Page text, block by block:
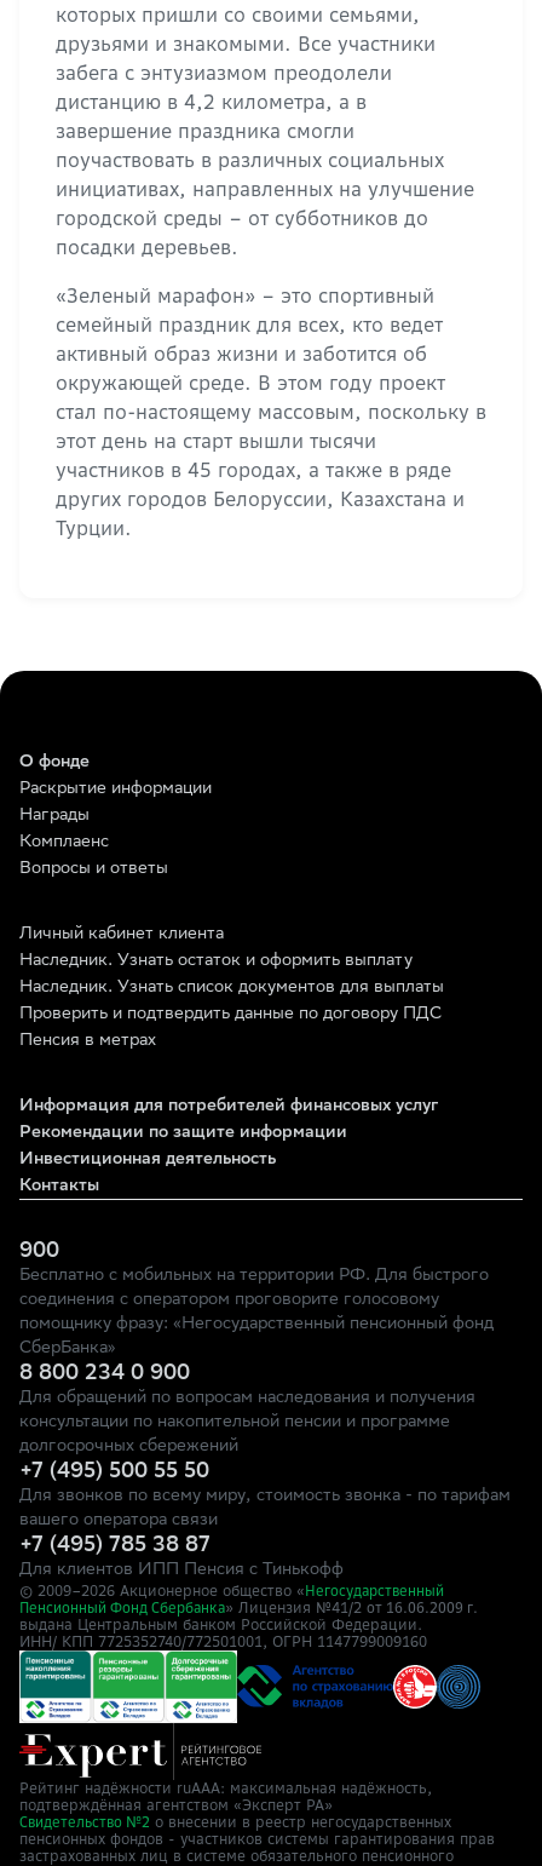
которых пришли со своими семьями,
друзьями и знакомыми. Все участники
забега с энтузиазмом преодолели
дистанцию в 4,2 километра, а в
завершение праздника смогли
поучаствовать в различных социальных
инициативах, направленных на улучшение
городской среды – от субботников до
посадки деревьев.
«Зеленый марафон» – это спортивный
семейный праздник для всех, кто ведет
активный образ жизни и заботится об
окружающей среде. В этом году проект
стал по-настоящему массовым, поскольку в
этот день на старт вышли тысячи
участников в 45 городах, а также в ряде
других городов Белоруссии, Казахстана и
Турции.
О фонде
Раскрытие информации
Награды
Комплаенс
Вопросы и ответы
Личный кабинет клиента
Наследник. Узнать остаток и оформить выплату
Наследник. Узнать список документов для выплаты
Проверить и подтвердить данные по договору ПДС
Пенсия в метрах
Информация для потребителей финансовых услуг
Рекомендации по защите информации
Инвестиционная деятельность
Контакты
900
Бесплатно с мобильных на территории РФ. Для быстрого
соединения с оператором проговорите голосовому
помощнику фразу: «Негосударственный пенсионный фонд
СберБанка»
8 800 234 0 900
Для обращений по вопросам наследования и получения
консультации по накопительной пенсии и программе
долгосрочных сбережений
+7 (495) 500 55 50
Для звонков по всему миру, стоимость звонка - по тарифам
вашего оператора связи
+7 (495) 785 38 87
Для клиентов ИПП Пенсия с Тинькофф
© 2009–2026 Акционерное общество « Негосударственный
Пенсионный Фонд Сбербанка» Лицензия №41/2 от 16.06.2009 г.
выдана Центральным банком Российской Федерации.
ИНН/ КПП 7725352740/772501001, ОГРН 1147799009160
Рейтинг надёжности ruAAA: максимальная надёжность,
подтверждённая агентством «Эксперт РА»
Свидетельство №2 о внесении в реестр негосударственных
пенсионных фондов - участников системы гарантирования прав
застрахованных лиц в системе обязательного пенсионного